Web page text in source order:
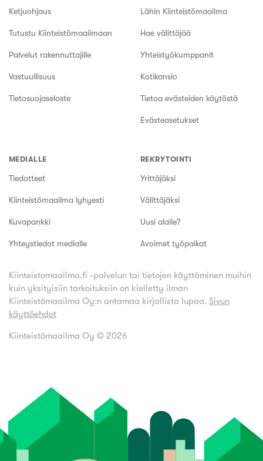
Ketjuohjaus
Tutustu Kiinteistömaailmaan
Palvelut rakennuttajille
Vastuullisuus
Tietosuojaseloste
Lähin Kiinteistömaailma
Hae välittäjää
Yhteistyökumppanit
Kotikansio
Tietoa evästeiden käytöstä
Evästeasetukset
MEDIALLE
Tiedotteet
Kiinteistömaailma lyhyesti
Kuvapankki
Yhteystiedot medialle
REKRYTOINTI
Yrittäjäksi
Välittäjäksi
Uusi alalle?
Avoimet työpaikat
Kiinteistomaailma.fi -palvelun tai tietojen käyttäminen muihin
kuin yksityisiin tarkoituksiin on kielletty ilman
Kiinteistömaailma Oy:n antamaa kirjallista lupaa. Sivun
käyttöehdot
Kiinteistömaailma Oy © 2026